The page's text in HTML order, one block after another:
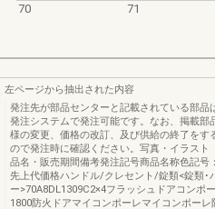
70 71
左ページから抽出された内容
発注先が部品センターと記載されている部
発注システムで発注可能です。なお、掲載部
様の変更、価格の改訂、及び供給の終了をす
ので発注時に確認ください。写真・イラスト
品名・販売期間備考発注記号商品名称色記号
先上代価格ハンドル/クレセント/錠類<錠類･
ー>70A8DL1309C2×4フラッシュドアコンポ
1800防火ドアマイコンポーレマイコンポーレ